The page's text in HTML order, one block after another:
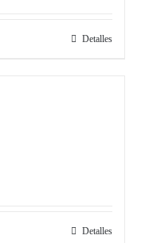
Detalles
Detalles